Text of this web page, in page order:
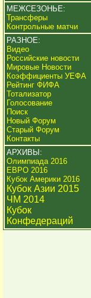
МЕЖСЕЗОНЬЕ:
Трансферы
Контрольные матчи
РАЗНОЕ:
Видео
Российские новости
Мировые Новости
Коэффициенты УЕФА
Рейтинг ФИФА
Тотализатор
Голосование
Поиск
Новый Форум
Старый Форум
Контакты
АРХИВЫ:
Олимпиада 2016
ЕВРО 2016
Кубок Америки 2016
Кубок Азии 2015
ЧМ 2014
Кубок
Конфедераций